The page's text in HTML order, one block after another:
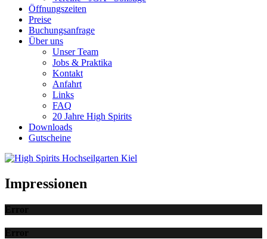
Öffnungszeiten
Preise
Buchungsanfrage
Über uns
Unser Team
Jobs & Praktika
Kontakt
Anfahrt
Links
FAQ
20 Jahre High Spirits
Downloads
Gutscheine
Impressionen
Error
Error